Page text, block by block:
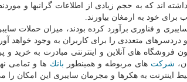
اند كه به حجم زیادی از اطلاعات گرانبها و
خود به ارمغان بیاورند.
و فناوری برآورد كرده بودند، میزان حملات
متعددی را برای كاربران به وجود خواهد
های آنلاین و اینترنتی مبادرت به خرید و
شركت های مربوطه و همینطور بانك ها و تمامی
به هكرها و مجرمان سایبری این امكان را